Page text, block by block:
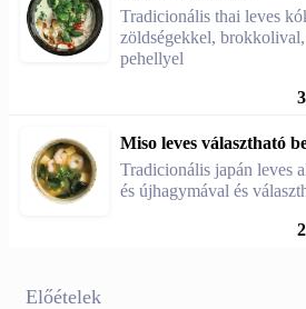
Tradicionális thai leves
zöldségekkel,
pehellyel
Miso leves választható
Tradicionális japán leves
és újhagymával és
Előételek